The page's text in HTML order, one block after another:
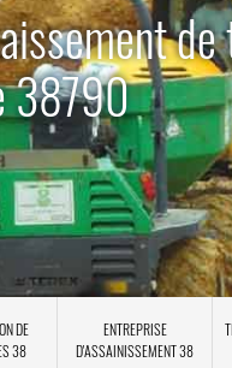
38790
DE
38
ENTREPRISE
D'ASSAINISSEMENT 38